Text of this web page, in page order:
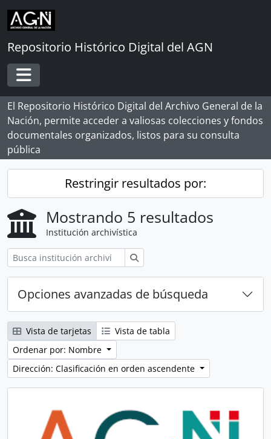
Skip to main content
Repositorio Histórico Digital del AGN
Toggle navigation
El Repositorio Histórico Digital del Archivo General de la
Nación, permite acceder a valiosas colecciones y fondos
documentales organizados, listos para su consulta
pública
Restringir resultados por:
Mostrando 5 resultados
Institución archivística
Opciones avanzadas de búsqueda
Vista de tarjetas
Vista de tabla
Ordenar por: Nombre
Dirección: Clasificación en orden ascendente